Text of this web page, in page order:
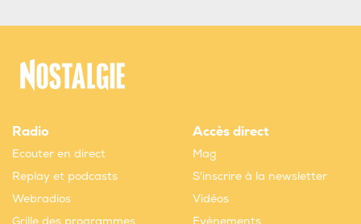
Radio
Ecouter en direct
Replay et podcasts
Webradios
Accès direct
Mag
S'inscrire à la newsletter
Vidéos